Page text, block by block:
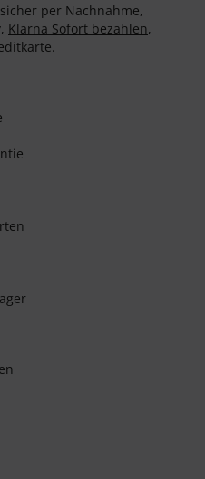
per Nachnahme,
Klarna Sofort bezahlen,